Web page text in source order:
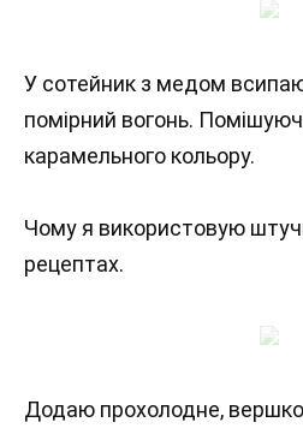
У сотейник з медом
помірний вогонь.
карамельного кольору.
Чому я використовую
рецептах.
Додаю прохолодне,